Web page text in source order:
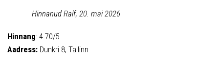
Hinnanud Ralf, 20. mai 2026
Hinnang: 4.70/5
Aadress: Dunkri 8, Tallinn